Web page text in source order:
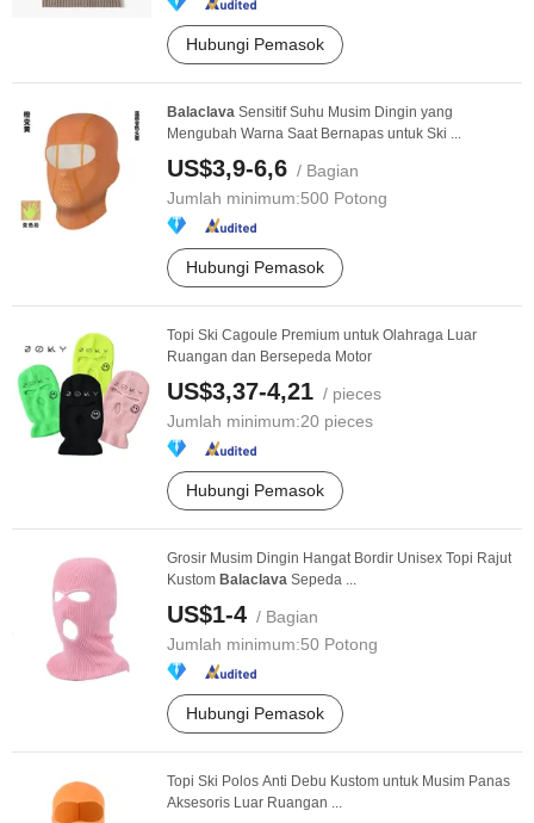
Hubungi Pemasok
Balaclava Sensitif Suhu Musim Dingin yang
Mengubah Warna Saat Bernapas untuk Ski ...
US$3,9-6,6 / Bagian
Jumlah minimum:500 Potong
Hubungi Pemasok
Topi Ski Cagoule Premium untuk Olahraga Luar
Ruangan dan Bersepeda Motor
US$3,37-4,21 / pieces
Jumlah minimum:20 pieces
Hubungi Pemasok
Grosir Musim Dingin Hangat Bordir Unisex Topi Rajut
Kustom Balaclava Sepeda ...
US$1-4 / Bagian
Jumlah minimum:50 Potong
Hubungi Pemasok
Topi Ski Polos Anti Debu Kustom untuk Musim Panas
Aksesoris Luar Ruangan ...